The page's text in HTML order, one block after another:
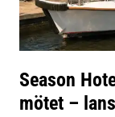
Season
mötet –